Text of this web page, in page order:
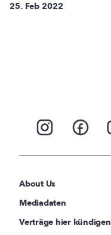
25. Feb 2022
About Us
Mediadaten
Verträge hier kündigen